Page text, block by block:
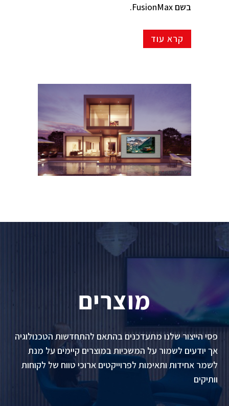
בשם FusionMax
.
קרא עוד
מוצרים
פסי הייצור שלנו מתעדכנים בהתאם להתחדשות הטכנולוגיה
אך יודעים לשמור על המשכיות במוצרים קיימים על מנת
לשמר אחידות ותאימות לפרוייקטים ארוכי טווח של לקוחות
וותיקים